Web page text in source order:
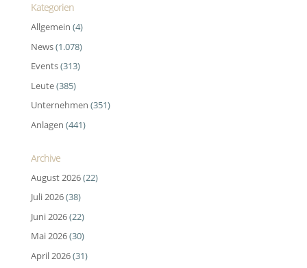
Kategorien
Allgemein (4)
News(1.078)
Events(313)
Leute(385)
Unternehmen (351)
Anlagen (441)
Archive
August 2026(22)
Juli 2026(38)
Juni 2026(22)
Mai 2026(30)
April 2026(31)